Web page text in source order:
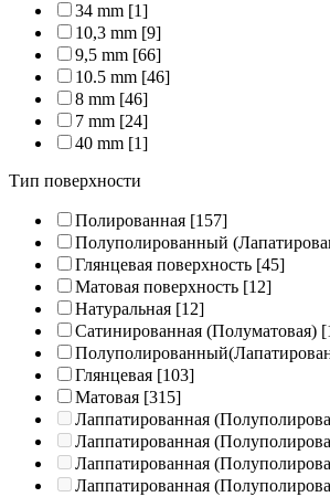
34 mm [1]
10,3 mm [9]
9,5 mm [66]
10.5 mm [46]
8 mm [46]
7 mm [24]
40 mm [1]
Тип поверхности
Полированная [157]
Полуполированный
Глянцевая поверхность [45]
Матовая поверхность [12]
Натуральная [12]
Сатинированная (Полуматовая)
Глянцевая [103]
Матовая [315]
Лаппатированная
Лаппатированная
Лаппатированная
Лаппатированная